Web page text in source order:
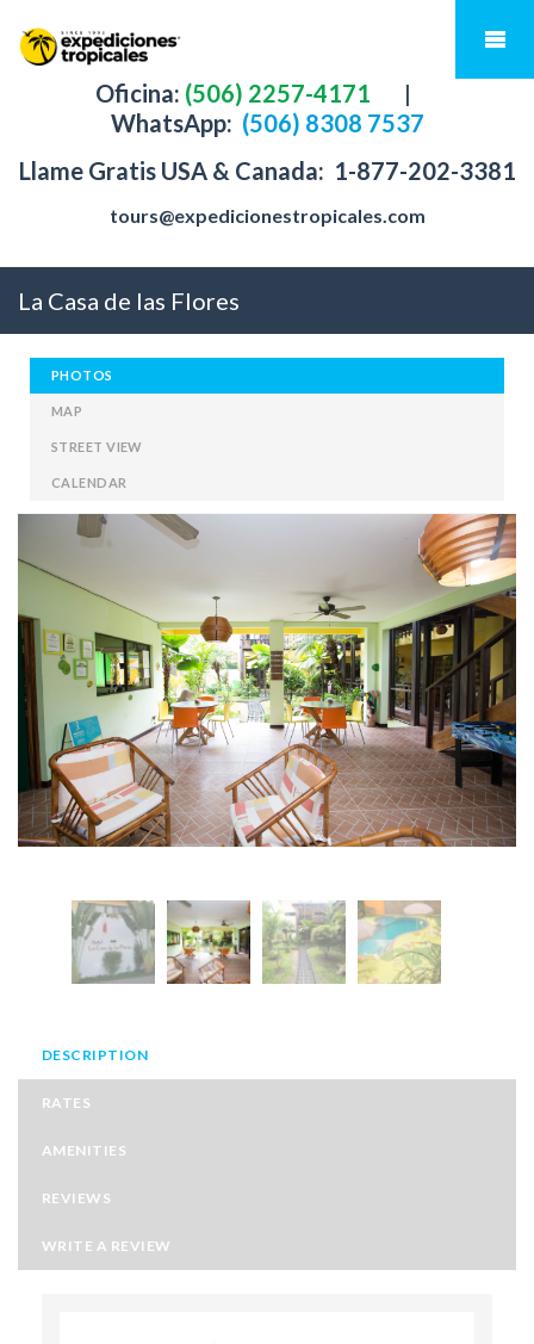
Oficina: (506) 2257-4171
|
WhatsApp: (506) 8308 7537
Llame Gratis USA & Canada: 1-877-202-3381
tours@expedicionestropicales.com
La Casa de las Flores
PHOTOS
MAP
STREET VIEW
CALENDAR
DESCRIPTION
RATES
AMENITIES
REVIEWS
WRITE A REVIEW